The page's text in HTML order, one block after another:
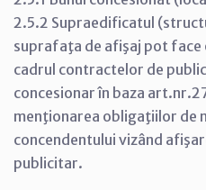
2.5.2 Supraedificatul
suprafaţa de afişaj pot face
cadrul contractelor de
concesionar în baza
menţionarea obligaţiilor de
concendentului vizând
publicitar.